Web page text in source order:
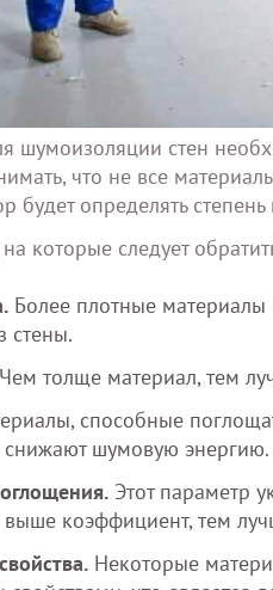
шумоизоляции стен
что не все
будет определять
которые следует
Более плотные
стены.
Чем толще материал, тем
способные
снижают шумовую энергию.
Этот параметр
коэффициент, тем
Некоторые